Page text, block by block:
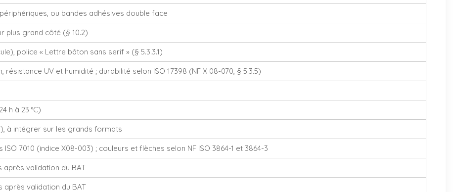
ou bandes adhésives double face
plus grand côté (§ 10.2)
police « Lettre bâton sans serif » (§ 5.3.3.1)
résistance UV et humidité ; durabilité selon ISO 17398 (NF X 08-070, § 5.3.5)
h à 23 °C)
à intégrer sur les grands formats
ISO 7010 (indice X08-003) ; couleurs et flèches selon NF ISO 3864-1 et 3864-3
après validation du BAT
après validation du BAT